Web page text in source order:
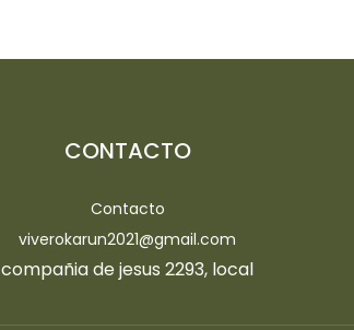
CONTACTO
Contacto
viverokarun2021@gmail.com
compañia de jesus 2293, local